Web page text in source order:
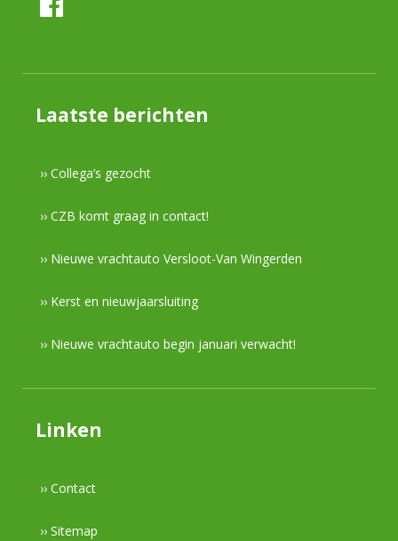
Laatste berichten
›› Collega’s gezocht
›› CZB komt graag in contact!
›› Nieuwe vrachtauto Versloot-Van Wingerden
›› Kerst en nieuwjaarsluiting
›› Nieuwe vrachtauto begin januari verwacht!
Linken
›› Contact
›› Sitemap